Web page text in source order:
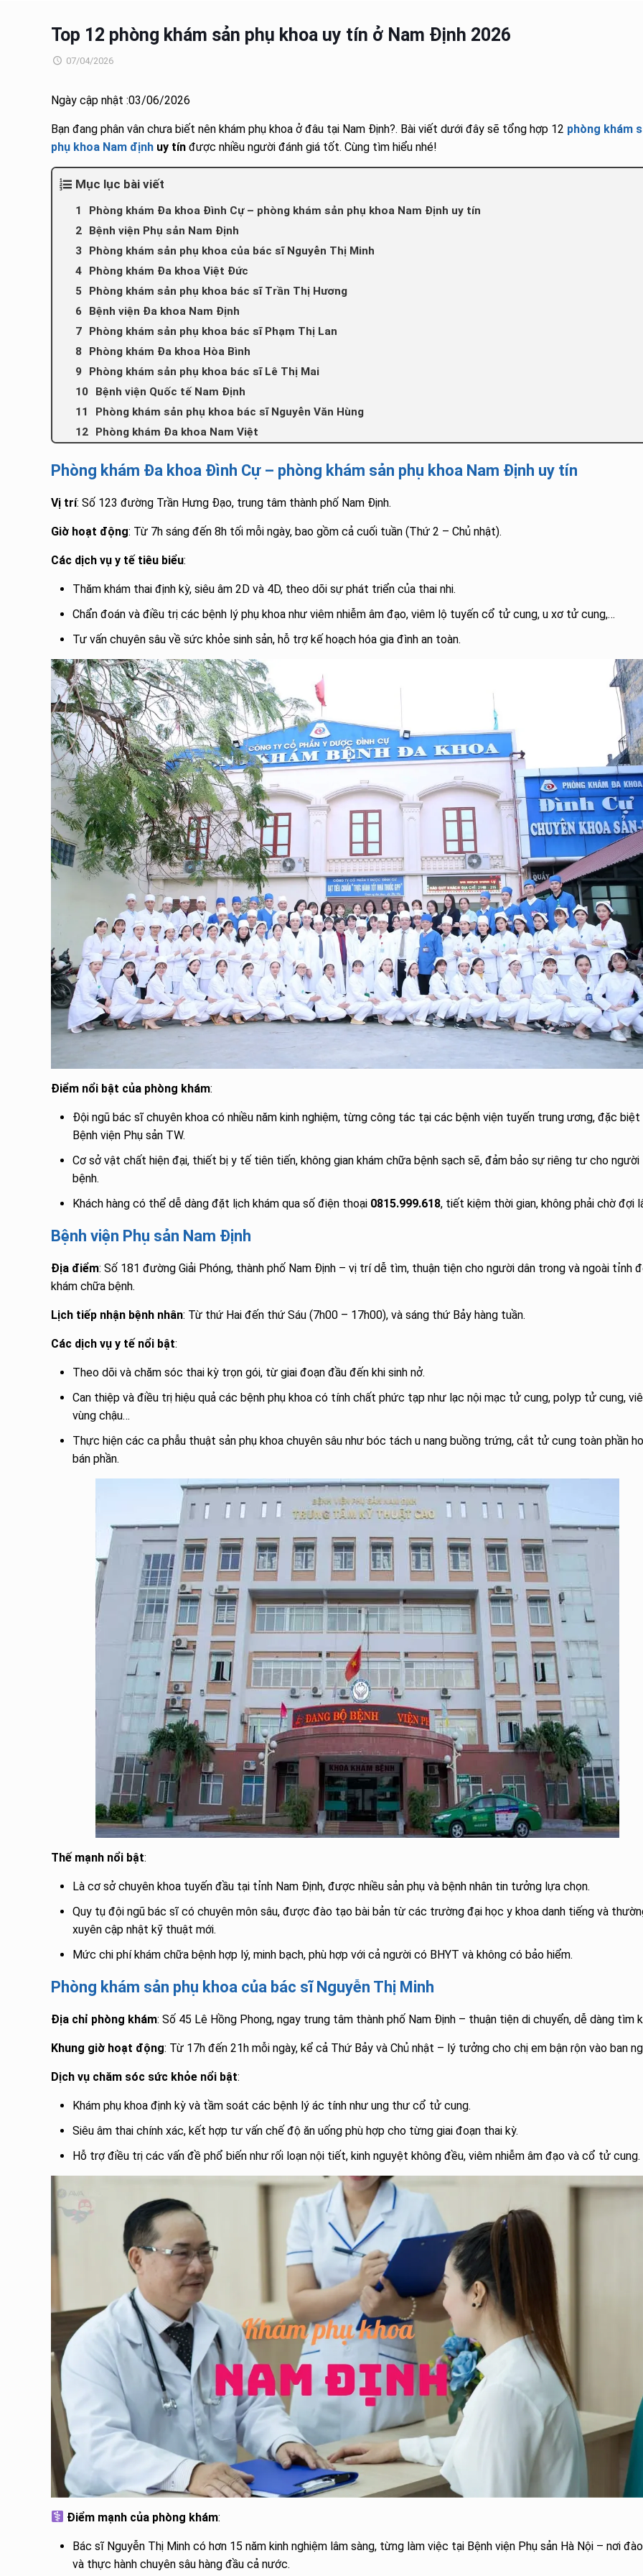
Top 12 phòng khám sản phụ khoa uy tín ở Nam Định 2026
07/04/2026
Ngày cập nhật :03/06/2026
Bạn đang phân vân chưa biết nên khám phụ khoa ở đâu tại Nam Định?. Bài viết dưới đây sẽ tổng hợp 12 phòng khám
phụ khoa Nam địnhuy tínđược nhiều người đánh giá tốt. Cùng tìm hiểu nhé!
Mục lục bài viết
Phòng khám Đa khoa Đình Cự – phòng khám sản phụ khoa Nam Định uy tín
Bệnh viện Phụ sản Nam Định
Phòng khám sản phụ khoa của bác sĩ Nguyễn Thị Minh
Phòng khám Đa khoa Việt Đức
Phòng khám sản phụ khoa bác sĩ Trần Thị Hương
Bệnh viện Đa khoa Nam Định
Phòng khám sản phụ khoa bác sĩ Phạm Thị Lan
Phòng khám Đa khoa Hòa Bình
Phòng khám sản phụ khoa bác sĩ Lê Thị Mai
Bệnh viện Quốc tế Nam Định
Phòng khám sản phụ khoa bác sĩ Nguyễn Văn Hùng
Phòng khám Đa khoa Nam Việt
Phòng khám Đa khoa Đình Cự – phòng khám sản phụ khoa Nam Định uy tín
Vị trí: Số 123 đường Trần Hưng Đạo, trung tâm thành phố Nam Định.
Giờ hoạt động: Từ 7h sáng đến 8h tối mỗi ngày, bao gồm cả cuối tuần (Thứ 2 – Chủ nhật).
Các dịch vụ y tế tiêu biểu:
Thăm khám thai định kỳ, siêu âm 2D và 4D, theo dõi sự phát triển của thai nhi.
Chẩn đoán và điều trị các bệnh lý phụ khoa như viêm nhiễm âm đạo, viêm lộ tuyến cổ tử cung, u xơ tử cung,…
Tư vấn chuyên sâu về sức khỏe sinh sản, hỗ trợ kế hoạch hóa gia đình an toàn.
Điểm nổi bật của phòng khám:
Đội ngũ bác sĩ chuyên khoa có nhiều năm kinh nghiệm, từng công tác tại các bệnh viện tuyến trung ương, đặc biệt
Bệnh viện Phụ sản TW.
Cơ sở vật chất hiện đại, thiết bị y tế tiên tiến, không gian khám chữa bệnh sạch sẽ, đảm bảo sự riêng tư cho người
bệnh.
Khách hàng có thể dễ dàng đặt lịch khám qua số điện thoại 0815.999.618, tiết kiệm thời gian, không phải chờ đợi
Bệnh viện Phụ sản Nam Định
Địa điểm: Số 181 đường Giải Phóng, thành phố Nam Định – vị trí dễ tìm, thuận tiện cho người dân trong và ngoài tỉnh
khám chữa bệnh.
Lịch tiếp nhận bệnh nhân: Từ thứ Hai đến thứ Sáu (7h00 – 17h00), và sáng thứ Bảy hàng tuần.
Các dịch vụ y tế nổi bật:
Theo dõi và chăm sóc thai kỳ trọn gói, từ giai đoạn đầu đến khi sinh nở.
Can thiệp và điều trị hiệu quả các bệnh phụ khoa có tính chất phức tạp như lạc nội mạc tử cung, polyp tử cung,
vùng chậu…
Thực hiện các ca phẫu thuật sản phụ khoa chuyên sâu như bóc tách u nang buồng trứng, cắt tử cung toàn phần
bán phần.
Thế mạnh nổi bật:
Là cơ sở chuyên khoa tuyến đầu tại tỉnh Nam Định, được nhiều sản phụ và bệnh nhân tin tưởng lựa chọn.
Quy tụ đội ngũ bác sĩ có chuyên môn sâu, được đào tạo bài bản từ các trường đại học y khoa danh tiếng và
xuyên cập nhật kỹ thuật mới.
Mức chi phí khám chữa bệnh hợp lý, minh bạch, phù hợp với cả người có BHYT và không có bảo hiểm.
Phòng khám sản phụ khoa của bác sĩ Nguyễn Thị Minh
Địa chỉ phòng khám: Số 45 Lê Hồng Phong, ngay trung tâm thành phố Nam Định – thuận tiện di chuyển, dễ dàng tìm
Khung giờ hoạt động: Từ 17h đến 21h mỗi ngày, kể cả Thứ Bảy và Chủ nhật – lý tưởng cho chị em bận rộn vào ban
Dịch vụ chăm sóc sức khỏe nổi bật:
Khám phụ khoa định kỳ và tầm soát các bệnh lý ác tính như ung thư cổ tử cung.
Siêu âm thai chính xác, kết hợp tư vấn chế độ ăn uống phù hợp cho từng giai đoạn thai kỳ.
Hỗ trợ điều trị các vấn đề phổ biến như rối loạn nội tiết, kinh nguyệt không đều, viêm nhiễm âm đạo và cổ tử cung.
Điểm mạnh của phòng khám:
Bác sĩ Nguyễn Thị Minh có hơn 15 năm kinh nghiệm lâm sàng, từng làm việc tại Bệnh viện Phụ sản Hà Nội – nơi
và thực hành chuyên sâu hàng đầu cả nước.